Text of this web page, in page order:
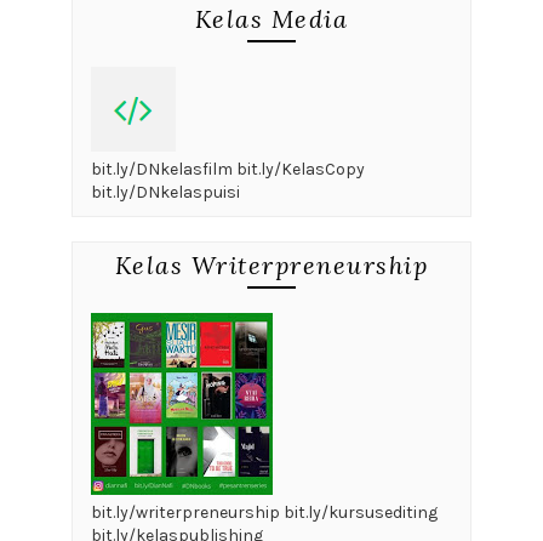
Kelas Media
bit.ly/DNkelasfilm bit.ly/KelasCopy
bit.ly/DNkelaspuisi
Kelas Writerpreneurship
bit.ly/writerpreneurship bit.ly/kursusediting
bit.ly/kelaspublishing